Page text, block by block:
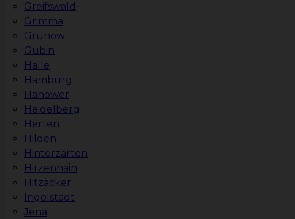
Greifswald
Grimma
Grünow
Gubin
Halle
Hamburg
Hanower
Heidelberg
Herten
Hilden
Hinterzarten
Hirzenhain
Hitzacker
Ingolstadt
Jena